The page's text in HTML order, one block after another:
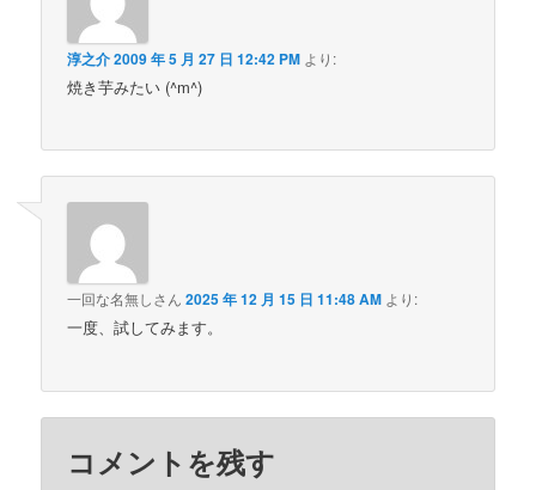
淳之介2009 年 5 月 27 日 12:42 PM より:
焼き芋みたい (^m^)
一回な名無しさん 2025 年 12 月 15 日 11:48 AM より:
一度、試してみます。
コメントを残す